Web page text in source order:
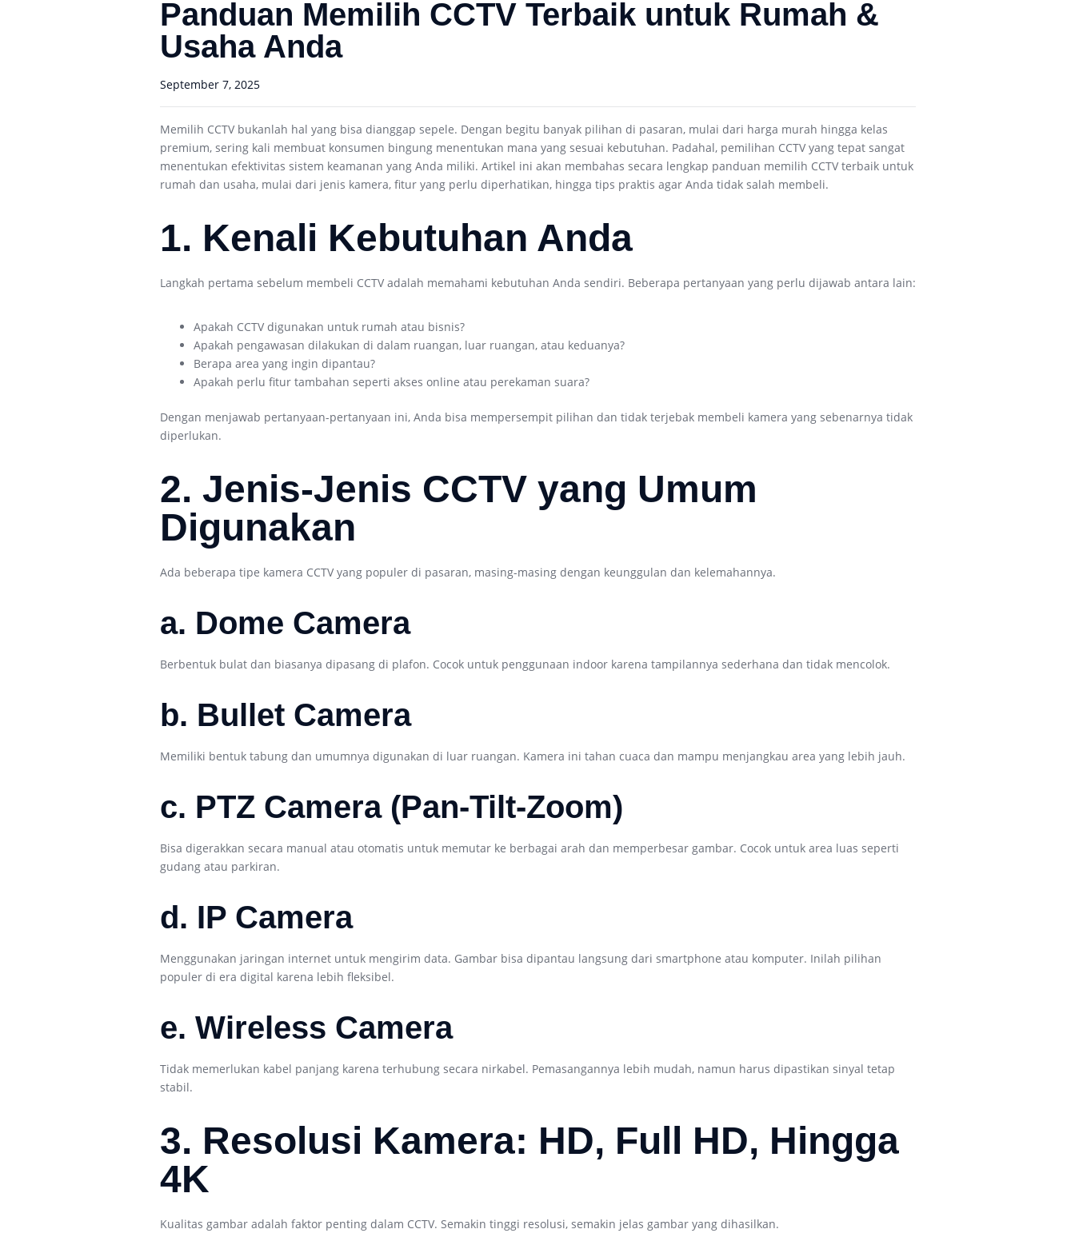
Panduan Memilih CCTV Terbaik untuk Rumah &
Usaha Anda
September 7, 2025
Memilih CCTV bukanlah hal yang bisa dianggap sepele. Dengan begitu banyak pilihan di pasaran, mulai dari harga murah hingga kelas
premium, sering kali membuat konsumen bingung menentukan mana yang sesuai kebutuhan. Padahal, pemilihan CCTV yang tepat sangat
menentukan efektivitas sistem keamanan yang Anda miliki. Artikel ini akan membahas secara lengkap panduan memilih CCTV terbaik untuk
rumah dan usaha, mulai dari jenis kamera, fitur yang perlu diperhatikan, hingga tips praktis agar Anda tidak salah membeli.
1. Kenali Kebutuhan Anda
Langkah pertama sebelum membeli CCTV adalah memahami kebutuhan Anda sendiri. Beberapa pertanyaan yang perlu dijawab antara lain:
Apakah CCTV digunakan untuk rumah atau bisnis?
Apakah pengawasan dilakukan di dalam ruangan, luar ruangan, atau keduanya?
Berapa area yang ingin dipantau?
Apakah perlu fitur tambahan seperti akses online atau perekaman suara?
Dengan menjawab pertanyaan-pertanyaan ini, Anda bisa mempersempit pilihan dan tidak terjebak membeli kamera yang sebenarnya tidak
diperlukan.
2. Jenis-Jenis CCTV yang Umum
Digunakan
Ada beberapa tipe kamera CCTV yang populer di pasaran, masing-masing dengan keunggulan dan kelemahannya.
a. Dome Camera
Berbentuk bulat dan biasanya dipasang di plafon. Cocok untuk penggunaan indoor karena tampilannya sederhana dan tidak mencolok.
b. Bullet Camera
Memiliki bentuk tabung dan umumnya digunakan di luar ruangan. Kamera ini tahan cuaca dan mampu menjangkau area yang lebih jauh.
c. PTZ Camera (Pan-Tilt-Zoom)
Bisa digerakkan secara manual atau otomatis untuk memutar ke berbagai arah dan memperbesar gambar. Cocok untuk area luas seperti
gudang atau parkiran.
d. IP Camera
Menggunakan jaringan internet untuk mengirim data. Gambar bisa dipantau langsung dari smartphone atau komputer. Inilah pilihan
populer di era digital karena lebih fleksibel.
e. Wireless Camera
Tidak memerlukan kabel panjang karena terhubung secara nirkabel. Pemasangannya lebih mudah, namun harus dipastikan sinyal tetap
stabil.
3. Resolusi Kamera: HD, Full HD, Hingga
4K
Kualitas gambar adalah faktor penting dalam CCTV. Semakin tinggi resolusi, semakin jelas gambar yang dihasilkan.